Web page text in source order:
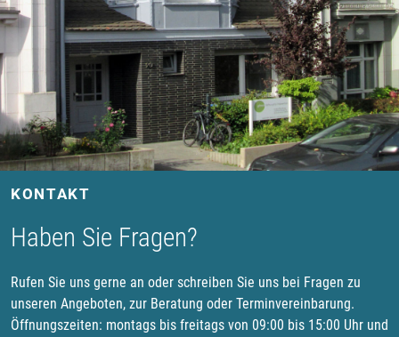
KONTAKT
Haben Sie Fragen?
Rufen Sie uns gerne an oder schreiben Sie uns bei Fragen zu
unseren Angeboten, zur Beratung oder Terminvereinbarung.
Öffnungszeiten: montags bis freitags von 09:00 bis 15:00 Uhr und